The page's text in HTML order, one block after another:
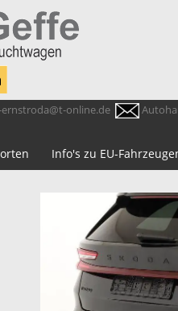
online.de
Info's zu EU-